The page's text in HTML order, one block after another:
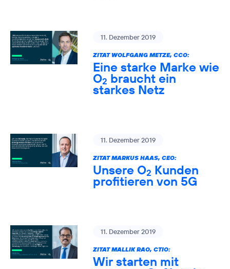
11. Dezember 2019
ZITAT WOLFGANG METZE, CCO:
Eine starke Marke wie
O2 braucht ein
starkes Netz
11. Dezember 2019
ZITAT MARKUS HAAS, CEO:
Unsere O2 Kunden
profitieren von 5G
11. Dezember 2019
ZITAT MALLIK RAO, CTIO:
Wir starten mit